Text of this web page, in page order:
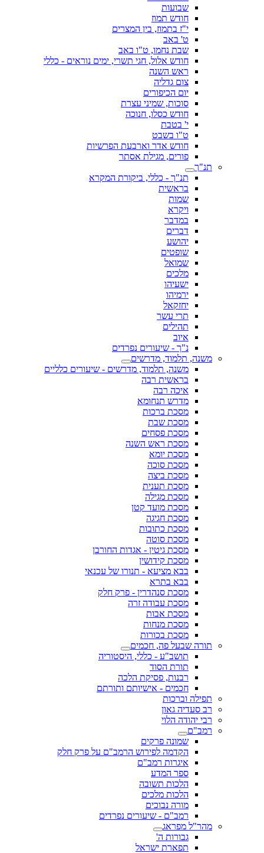
שבועות
חודש תמוז
י"ז בתמוז, בין המצרים
ט' באב
שבת נחמו, ט"ו באב
חודש אלול, חגי תשרי, ימים נוראים - כללי
ראש השנה
צום גדליה
יום הכיפורים
סוכות, שמיני עצרת
חודש כסלו, חנוכה
י' בטבת
ט"ו בשבט
חודש אדר וארבעת הפרשיות
פורים, מגילת אסתר
תנ"ך
תנ"ך - כללי, ביקורת המקרא
בראשית
שמות
ויקרא
במדבר
דברים
יהושע
שופטים
שמואל
מלכים
ישעיהו
ירמיהו
יחזקאל
תרי עשר
תהילים
איוב
נ"ך - שיעורים נפרדים
משנה, תלמוד, מדרשים
משנה, תלמוד, מדרשים - שיעורים כלליים
בראשית רבה
איכה רבה
מדרש תנחומא
מסכת ברכות
מסכת שבת
מסכת פסחים
מסכת ראש השנה
מסכת יומא
מסכת סוכה
מסכת ביצה
מסכת תענית
מסכת מגילה
מסכת מועד קטן
מסכת חגיגה
מסכת כתובות
מסכת סוטה
מסכת גיטין - אגדות החורבן
מסכת קידושין
בבא מציעא - תנורו של עכנאי
בבא בתרא
מסכת סנהדרין - פרק חלק
מסכת עבודה זרה
מסכת אבות
מסכת מנחות
מסכת בכורות
תורה שבעל פה, חכמים
תושב"ע - כללי, היסטוריה
תורת הסוד
רבנות, פסיקת הלכה
חכמים - אישיותם ותורתם
תפילה וברכות
רב סעדיה גאון
רבי יהודה הלוי
רמב"ם
שמונה פרקים
הקדמה לפירוש הרמב"ם על פרק חלק
איגרות רמב"ם
ספר המדע
הלכות תשובה
הלכות מלכים
מורה נבוכים
רמב"ם - שיעורים נפרדים
מהר"ל מפראג
גבורות ה'
תפארת ישראל